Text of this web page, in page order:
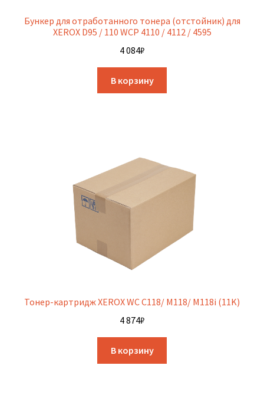
Бункер для отработанного тонера (отстойник) для
XEROX D95 / 110 WCP 4110 / 4112 / 4595
4 084₽
В корзину
Тонер-картридж XEROX WC C118/ M118/ M118i (11K)
4 874₽
В корзину